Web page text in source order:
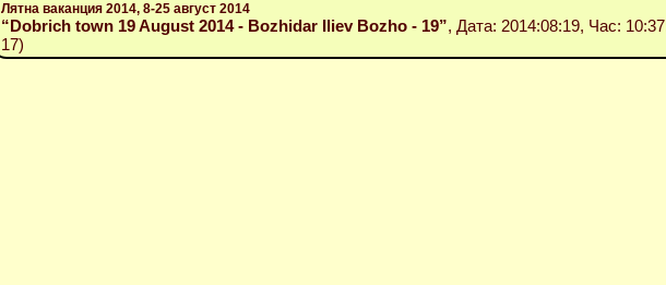
Лятна ваканция 2014, 8-25 август 2014
“Dobrich town 19 August 2014 - Bozhidar Iliev Bozho - 19”, Дата: 2014:08:19, Час:
17)